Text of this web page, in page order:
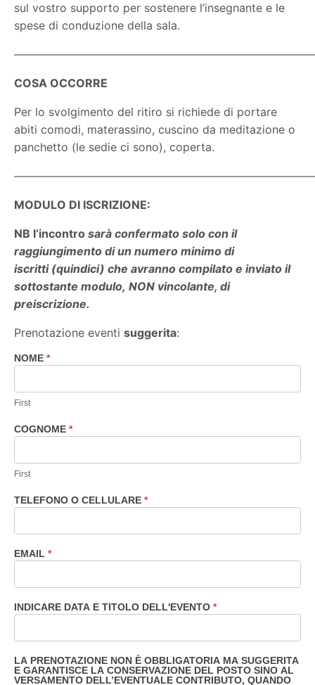
sul vostro supporto per sostenere l’insegnante e le
spese di conduzione della sala.
COSA OCCORRE
Per lo svolgimento del ritiro si richiede di portare
abiti comodi, materassino, cuscino da meditazione o
panchetto (le sedie ci sono), coperta.
MODULO DI ISCRIZIONE:
NB l’incontrosarà confermato solo con il
raggiungimento di un numero minimo di
iscritti (quindici) che avranno compilato e inviato il
sottostante modulo, NON vincolante, di
preiscrizione.
Prenotazione eventisuggerita:
Prenotazione
consigliata
NOME *
First
COGNOME *
First
TELEFONO O CELLULARE *
EMAIL *
INDICARE DATA E TITOLO DELL'EVENTO *
LA PRENOTAZIONE NON È OBBLIGATORIA MA SUGGERITA
E GARANTISCE LA CONSERVAZIONE DEL POSTO SINO AL
VERSAMENTO DELL’EVENTUALE CONTRIBUTO, QUANDO